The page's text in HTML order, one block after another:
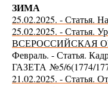
ЗИМА
25.02.2025. - Статья.
25.02.2025. - Статья.
ВСЕРОССИЙСКАЯ
Февраль. - Статья.
ГАЗЕТА №5/6(1774/
21.02.2025. - Статья.